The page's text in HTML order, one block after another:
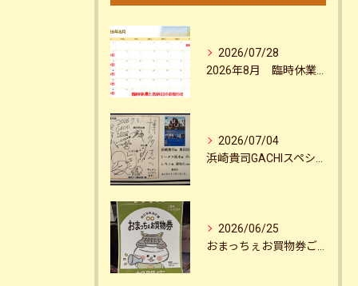
2026/07/28
2026年8月 臨時休業のお知らせ
2026/07/04
浜崎貴司GACHIスペシャルin国宝松江城2026お疲れ様でした！！
2026/06/25
おまっちぇお買物券ご利用いただけます！！